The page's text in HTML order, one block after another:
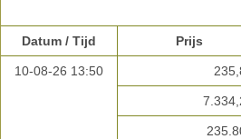
Datum / Tijd Prijs
10-08-26 13:50